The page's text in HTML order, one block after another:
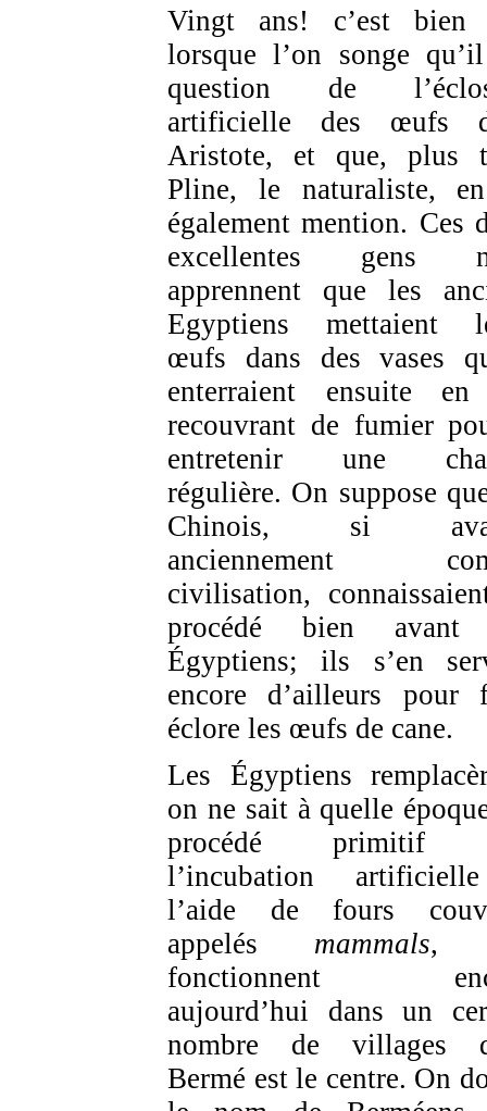
Vingt ans! c’est bien
lorsque l’on songe
question de
artificielle des œufs
Aristote, et que, plus
Pline, le naturaliste,
également mention. Ces
excellentes gens
apprennent que les
Egyptiens mettaient
œufs dans des vases
enterraient ensuite
recouvrant de fumier
entretenir une
régulière. On suppose
Chinois, si
anciennement
civilisation,
procédé bien avant
Égyptiens; ils s’en
encore d’ailleurs pour
éclore les œufs de cane.
Les Égyptiens
on ne sait à quelle
procédé primitif
l’incubation
l’aide de fours
appelés mammals,
fonctionnent
aujourd’hui dans un
nombre de villages
Bermé est le centre. On